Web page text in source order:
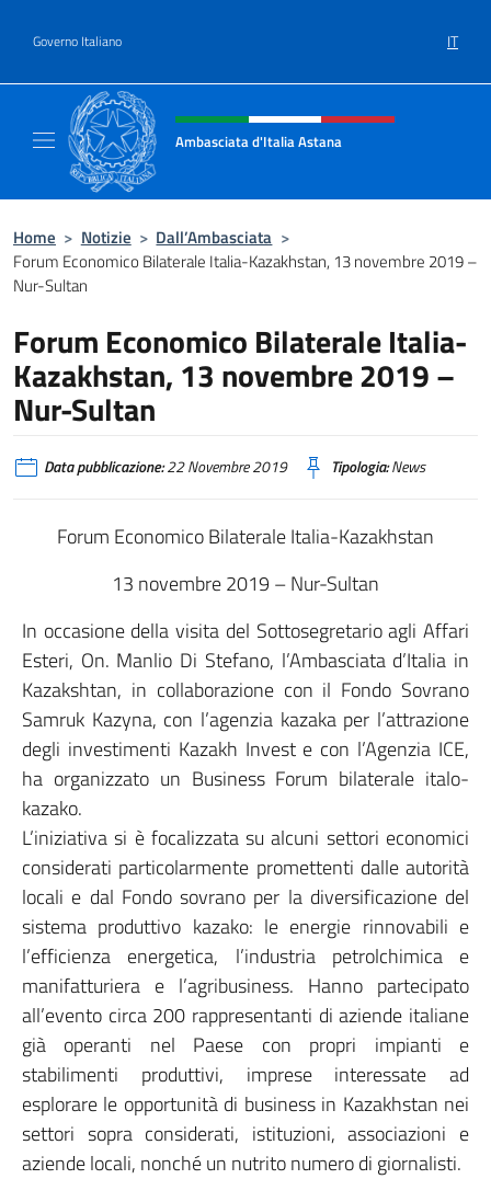
Governo Italiano IT
Intestazione sito, social e menù
Ambasciata d'Italia Astana
Home > Notizie > Dall’Ambasciata >
Forum Economico Bilaterale Italia-Kazakhstan, 13 novembre 2019 –
Nur-Sultan
Forum Economico Bilaterale Italia-
Kazakhstan, 13 novembre 2019 –
Nur-Sultan
Data pubblicazione:22 Novembre 2019 Tipologia:News
Forum Economico Bilaterale Italia-Kazakhstan
13 novembre 2019 – Nur-Sultan
In occasione della visita del Sottosegretario agli Affari
Esteri, On. Manlio Di Stefano, l’Ambasciata d’Italia in
Kazakshtan, in collaborazione con il Fondo Sovrano
Samruk Kazyna, con l’agenzia kazaka per l’attrazione
degli investimenti Kazakh Invest e con l’Agenzia ICE,
ha organizzato un Business Forum bilaterale italo-
kazako.
L’iniziativa si è focalizzata su alcuni settori economici
considerati particolarmente promettenti dalle autorità
locali e dal Fondo sovrano per la diversificazione del
sistema produttivo kazako: le energie rinnovabili e
l’efficienza energetica, l’industria petrolchimica e
manifatturiera e l’agribusiness. Hanno partecipato
all’evento circa 200 rappresentanti di aziende italiane
già operanti nel Paese con propri impianti e
stabilimenti produttivi, imprese interessate ad
esplorare le opportunità di business in Kazakhstan nei
settori sopra considerati, istituzioni, associazioni e
aziende locali, nonché un nutrito numero di giornalisti.